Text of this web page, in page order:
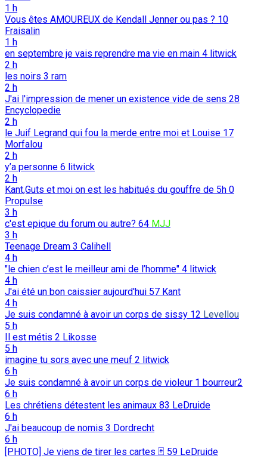
1 h
Vous êtes AMOUREUX de Kendall Jenner ou pas ? 10
Fraisalin
1 h
en septembre je vais reprendre ma vie en main 4 litwick
2 h
les noirs 3 ram
2 h
J'ai l'impression de mener un existence vide de sens 28
Encyclopedie
2 h
le Juif Legrand qui fou la merde entre moi et Louise 17
Morfalou
2 h
y’a personne 6 litwick
2 h
Kant,Guts et moi on est les habitués du gouffre de 5h 0
Propulse
3 h
c'est epique du forum ou autre? 64 MJJ
3 h
Teenage Dream 3 Calihell
4 h
"le chien c’est le meilleur ami de l’homme" 4 litwick
4 h
J'ai été un bon caissier aujourd'hui 57 Kant
4 h
Je suis condamné à avoir un corps de sissy 12 Levellou
5 h
Il est métis 2 Likosse
5 h
imagine tu sors avec une meuf 2 litwick
6 h
Je suis condamné à avoir un corps de violeur 1 bourreur2
6 h
Les chrétiens détestent les animaux 83 LeDruide
6 h
J'ai beaucoup de nomis 3 Dordrecht
6 h
[PHOTO] Je viens de tirer les cartes 🃏 59 LeDruide